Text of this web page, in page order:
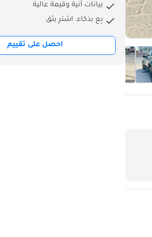
بيانات آنية وقيمة عالية
بِع بذكاء. اشترِ بثق
احصل على تقييم